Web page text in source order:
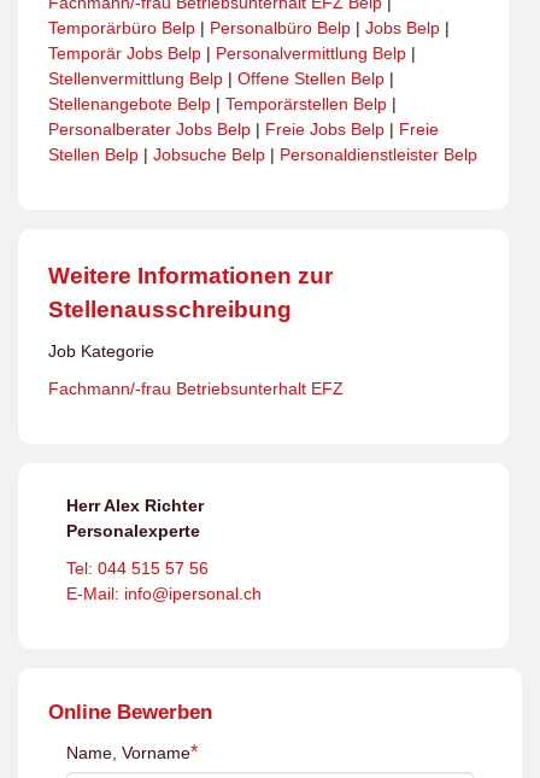
Temporärbüro Belp | Personalbüro Belp | Jobs Belp |
Temporär Jobs Belp | Personalvermittlung Belp |
Stellenvermittlung Belp | Offene Stellen Belp |
Stellenangebote Belp | Temporärstellen Belp |
Personalberater Jobs Belp | Freie Jobs Belp | Freie
Stellen Belp | Jobsuche Belp | Personaldienstleister Belp
Weitere Informationen zur
Stellenausschreibung
Job Kategorie
Fachmann/-frau Betriebsunterhalt EFZ
Herr Alex Richter
Personalexperte
Tel: 044 515 57 56
E-Mail: info@ipersonal.ch
Online Bewerben
Name, Vorname*